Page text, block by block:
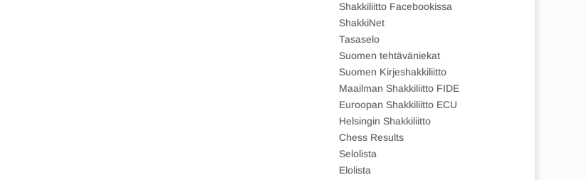
Shakkiliitto Facebookissa
ShakkiNet
Tasaselo
Suomen tehtäväniekat
Suomen Kirjeshakkiliitto
Maailman Shakkiliitto FIDE
Euroopan Shakkiliitto ECU
Helsingin Shakkiliitto
Chess Results
Selolista
Elolista